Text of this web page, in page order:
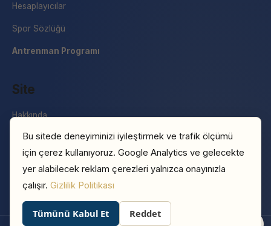
Hesaplayıcılar
Spor Sözlüğü
Antrenman Programı
Site
Hakkında
İletişim
Basın
Gizlilik Politikası
Bu sitede deneyiminizi iyileştirmek ve trafik ölçümü
için çerez kullanıyoruz. Google Analytics ve gelecekte
yer alabilecek reklam çerezleri yalnızca onayınızla
çalışır. Gizlilik Politikası
Tümünü Kabul Et Reddet